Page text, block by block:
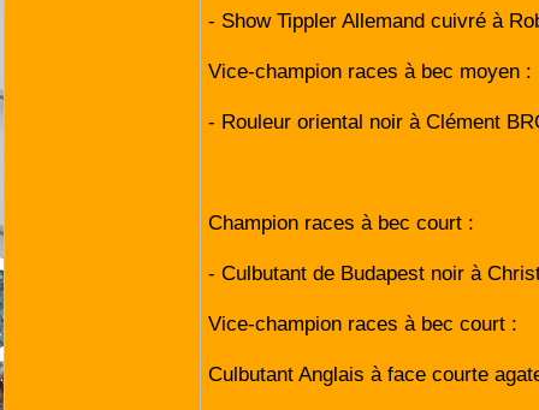
- Show Tippler Allemand cuivré à
Vice-champion races à bec moyen :
- Rouleur oriental noir à Clément
Champion races à bec court :
- Culbutant de Budapest noir à
Vice-champion races à bec court :
Culbutant Anglais à face courte